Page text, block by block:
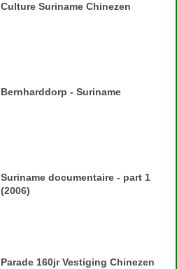
Culture Suriname Chinezen
Bernharddorp - Suriname
Suriname documentaire - part 1
(2006)
Parade 160jr Vestiging Chinezen